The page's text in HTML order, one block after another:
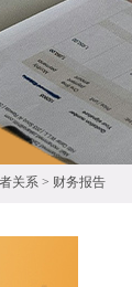
关系 > 财务报告